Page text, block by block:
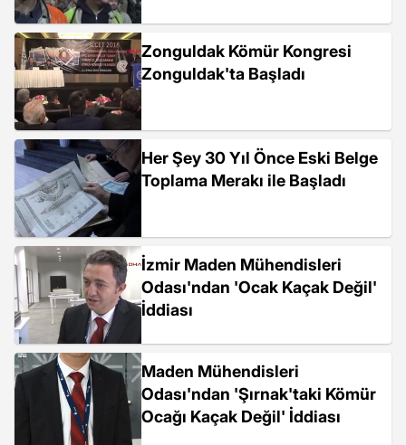
Zonguldak Kömür Kongresi
Zonguldak'ta Başladı
Her Şey 30 Yıl Önce Eski Belge
Toplama Merakı ile Başladı
İzmir Maden Mühendisleri
Odası'ndan 'Ocak Kaçak Değil'
İddiası
Maden Mühendisleri
Odası'ndan 'Şırnak'taki Kömür
Ocağı Kaçak Değil' İddiası